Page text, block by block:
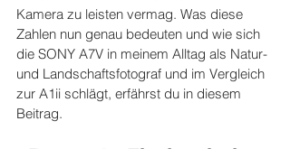
Kamera zu leisten vermag. Was diese
Zahlen nun genau bedeuten und wie sich
die SONY A7V in meinem Alltag als Natur-
und Landschaftsfotograf und im Vergleich
zur A1ii schlägt, erfährst du in diesem
Beitrag.